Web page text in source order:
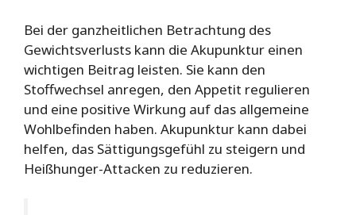
Bei der ganzheitlichen Betrachtung des
Gewichtsverlusts kann die Akupunktur einen
wichtigen Beitrag leisten. Sie kann den
Stoffwechsel anregen, den Appetit regulieren
und eine positive Wirkung auf das allgemeine
Wohlbefinden haben. Akupunktur kann dabei
helfen, das Sättigungsgefühl zu steigern und
Heißhunger-Attacken zu reduzieren.